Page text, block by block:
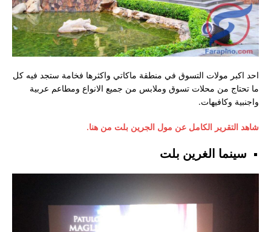
احد اكبر مولات التسوق في منطقة ماكاتي واكثرها فخامة ستجد فيه كل
ما تحتاج من محلات تسوق وملابس من جميع الانواع ومطاعم عربية
واجنبية وكافيهات.
شاهد التقرير الكامل عن مول الجرين بلت من هنا.
سينما الغرين بلت